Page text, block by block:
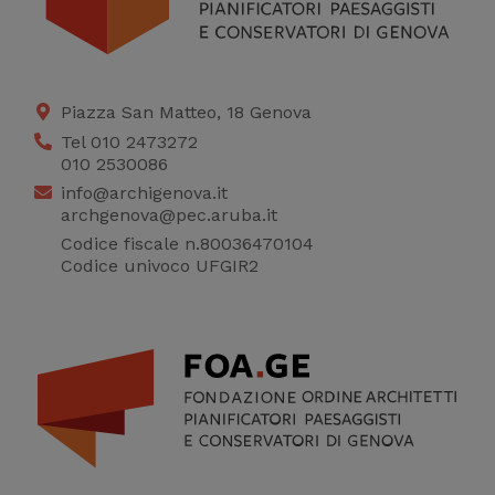
Piazza San Matteo, 18 Genova
Tel 010 2473272
010 2530086
info@archigenova.it
archgenova@pec.aruba.it
Codice fiscale n.80036470104
Codice univoco UFGIR2